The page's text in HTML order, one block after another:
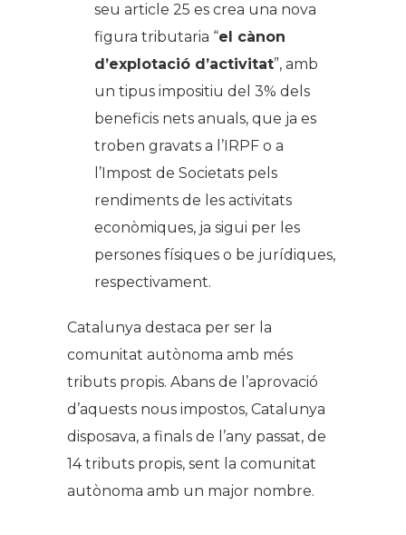
seu article 25 es crea una nova
figura tributaria “el cànon
d’explotació d’activitat”, amb
un tipus impositiu del 3% dels
beneficis nets anuals, que ja es
troben gravats a l’IRPF o a
l’Impost de Societats pels
rendiments de les activitats
econòmiques, ja sigui per les
persones físiques o be jurídiques,
respectivament.
Catalunya destaca per ser la
comunitat autònoma amb més
tributs propis. Abans de l’aprovació
d’aquests nous impostos, Catalunya
disposava, a finals de l’any passat, de
14 tributs propis, sent la comunitat
autònoma amb un major nombre.